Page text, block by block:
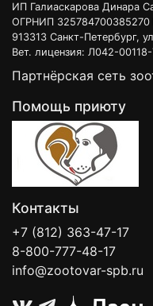
ИП Галиаскарова Динара
ОГРНИП 325784700385270
913313 Санкт-Петербург,
Вет. лицензия: Л042-
Партнёрская сеть
Помощь приюту
Контакты
+7 (812) 363-47-17
8-800-777-48-17
info@zootovar-spb.ru